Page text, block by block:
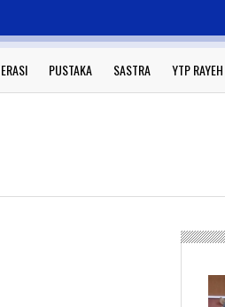
PUSTAKA SASTRA YTP RAYEH